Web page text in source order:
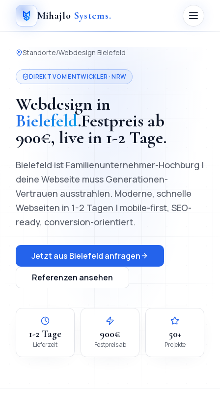
Mihajlo Systems.
Standorte/Webdesign Bielefeld
DIREKT VOM ENTWICKLER ·NRW
Webdesign in
Bielefeld.Festpreis ab
900€, live in 1-2 Tage.
Bielefeld ist Familienunternehmer-Hochburg |
deine Webseite muss Generationen-
Vertrauen ausstrahlen. Moderne, schnelle
Webseiten in 1-2 Tagen | mobile-first, SEO-
ready, conversion-orientiert.
Jetzt aus Bielefeld anfragen
Referenzen ansehen
1-2 Tage
Lieferzeit
900€
Festpreis ab
50+
Projekte